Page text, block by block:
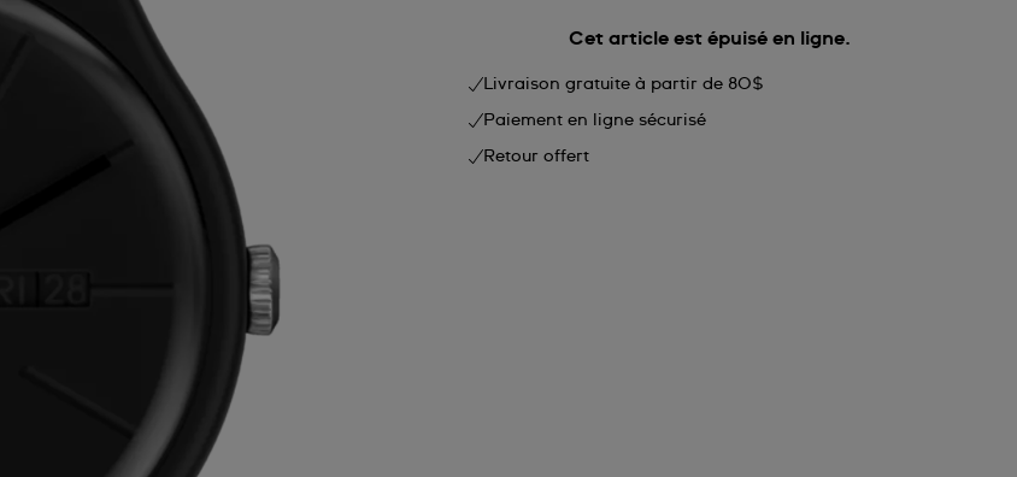
Cet article est épuisé en ligne.
Livraison gratuite à partir de 80$
Paiement en ligne sécurisé
Retour offert